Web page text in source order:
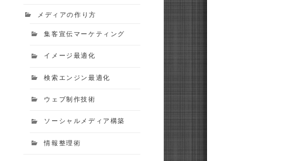
メディアの作り方
集客宣伝マーケティング
イメージ最適化
検索エンジン最適化
ウェブ制作技術
ソーシャルメディア構築
情報整理術